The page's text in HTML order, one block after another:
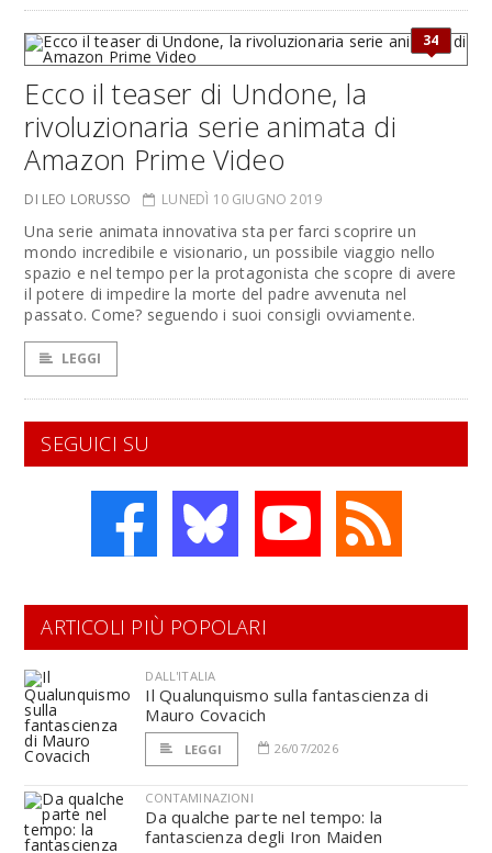
34
Ecco il teaser di Undone, la
rivoluzionaria serie animata di
Amazon Prime Video
DI LEO LORUSSO LUNEDÌ 10 GIUGNO 2019
Una serie animata innovativa sta per farci scoprire un
mondo incredibile e visionario, un possibile viaggio nello
spazio e nel tempo per la protagonista che scopre di avere
il potere di impedire la morte del padre avvenuta nel
passato. Come? seguendo i suoi consigli ovviamente.
LEGGI
SEGUICI SU
ARTICOLI PIÙ POPOLARI
DALL'ITALIA
Il Qualunquismo sulla fantascienza di
Mauro Covacich
LEGGI 26/07/2026
CONTAMINAZIONI
Da qualche parte nel tempo: la
fantascienza degli Iron Maiden